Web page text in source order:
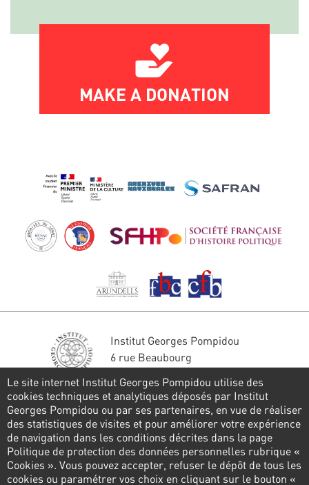
MAKE A DONATION
Institut Georges Pompidou
6 rue Beaubourg
Tél. : 01 44 78 41 22
Stay in touch
CONTACT FORM
Follow us
Le site internet Institut Georges Pompidou utilise des
cookies techniques et analytiques déposés par Institut
Georges Pompidou ou par ses partenaires, en vue de réaliser
des statistiques de visites et pour améliorer votre expérience
de navigation dans les conditions décrites dans la page
Politique de protection des données personnelles rubrique «
Cookies ». Vous pouvez accepter, refuser le dépôt de tous les
cookies ou paramétrer vos choix en cliquant sur le bouton «